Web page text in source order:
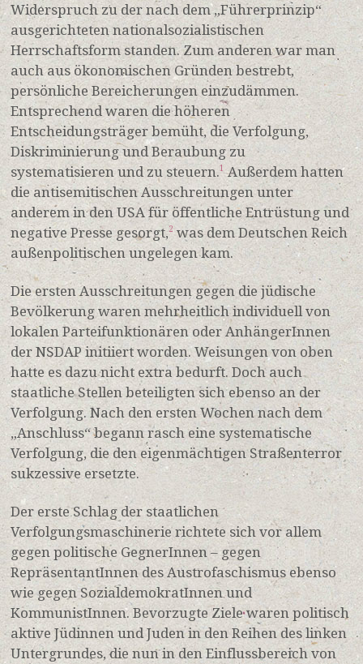
Widerspruch zu der nach dem „Führerprinzip“
ausgerichteten nationalsozialistischen
Herrschaftsform standen. Zum anderen war man
auch aus ökonomischen Gründen bestrebt,
persönliche Bereicherungen einzudämmen.
Entsprechend waren die höheren
Entscheidungsträger bemüht, die Verfolgung,
Diskriminierung und Beraubung zu
systematisieren und zu steuern.1 Außerdem hatten
die antisemitischen Ausschreitungen unter
anderem in den USA für öffentliche Entrüstung und
negative Presse gesorgt,2 was dem Deutschen Reich
außenpolitischen ungelegen kam.
Die ersten Ausschreitungen gegen die jüdische
Bevölkerung waren mehrheitlich individuell von
lokalen Parteifunktionären oder AnhängerInnen
der NSDAP initiiert worden. Weisungen von oben
hatte es dazu nicht extra bedurft. Doch auch
staatliche Stellen beteiligten sich ebenso an der
Verfolgung. Nach den ersten Wochen nach dem
„Anschluss“ begann rasch eine systematische
Verfolgung, die den eigenmächtigen Straßenterror
sukzessive ersetzte.
Der erste Schlag der staatlichen
Verfolgungsmaschinerie richtete sich vor allem
gegen politische GegnerInnen – gegen
RepräsentantInnen des Austrofaschismus ebenso
wie gegen SozialdemokratInnen und
KommunistInnen. Bevorzugte Ziele waren politisch
aktive Jüdinnen und Juden in den Reihen des linken
Untergrundes, die nun in den Einflussbereich von